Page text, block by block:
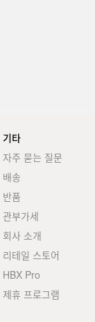
기타
자주 묻는 질문
배송
반품
관부가세
회사 소개
리테일 스토어
HBX Pro
제휴 프로그램